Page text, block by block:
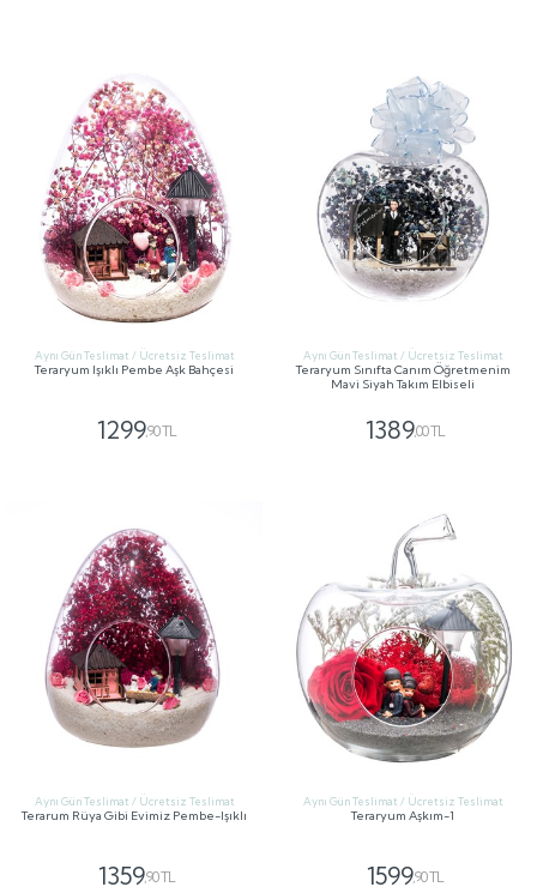
Aynı Gün Teslimat / Ücretsiz Teslimat
Teraryum Işıklı Pembe Aşk Bahçesi
1299,90 TL
Aynı Gün Teslimat / Ücretsiz Teslimat
Teraryum Sınıfta Canım Öğretmenim
Mavi Siyah Takım Elbiseli
1389,00 TL
Aynı Gün Teslimat / Ücretsiz Teslimat
Terarum Rüya Gibi Evimiz Pembe-Işıklı
1359,90 TL
Aynı Gün Teslimat / Ücretsiz Teslimat
Teraryum Aşkım-1
1599,90 TL